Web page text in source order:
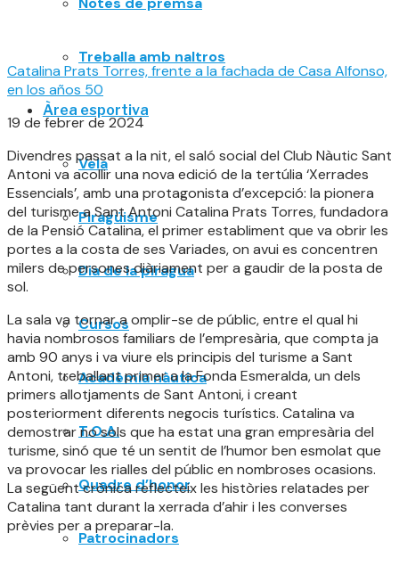
Treballa amb naltros
Àrea esportiva
Vela
Piragüisme
Dia de la piragua
Cursos
Acadèmia nàutica
T.O.A.
Quadre d’honor
Patrocinadors
Catalina Prats Torres, frente a la fachada de Casa Alfonso,
en los años 50
19 de febrer de 2024
Divendres passat a la nit, el saló social del Club Nàutic Sant
Antoni va acollir una nova edició de la tertúlia ‘Xerrades
Essencials’, amb una protagonista d’excepció: la pionera
del turisme a Sant Antoni Catalina Prats Torres, fundadora
de la Pensió Catalina, el primer establiment que va obrir les
portes a la costa de ses Variades, on avui es concentren
milers de persones diàriament per a gaudir de la posta de
sol.
La sala va tornar a omplir-se de públic, entre el qual hi
havia nombrosos familiars de l’empresària, que compta ja
amb 90 anys i va viure els principis del turisme a Sant
Antoni, treballant primer a la Fonda Esmeralda, un dels
primers allotjaments de Sant Antoni, i creant
posteriorment diferents negocis turístics. Catalina va
demostrar no sols que ha estat una gran empresària del
turisme, sinó que té un sentit de l’humor ben esmolat que
va provocar les rialles del públic en nombroses ocasions.
La següent crònica reflecteix les històries relatades per
Catalina tant durant la xerrada d’ahir i les converses
prèvies per a preparar-la.